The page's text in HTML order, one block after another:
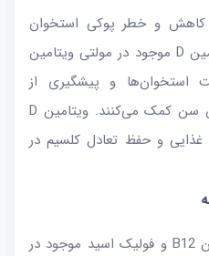
و خطر پوکی استخوان
افزایش می‌یابد. کلسیم و ویتامین D موجود در مولتی ویتامین
استخوان‌ها و پیشگیری از
شکستگی‌های مرتبط با افزایش سن کمک می‌کنند. ویتامین D
غذایی و حفظ تعادل کلسیم در
ویتامین‌های B به ویژه ویتامین B12 و فولیک اسید موجود در